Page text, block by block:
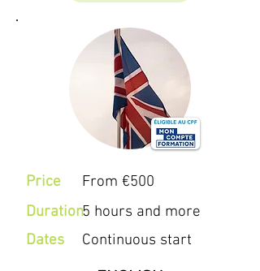
Price
From €500
5 hours and more
Duration
Dates
Continuous start